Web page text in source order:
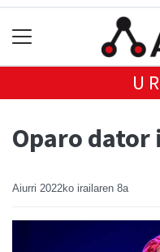
Oparo dator
Aiurri 2022ko irailaren 8a